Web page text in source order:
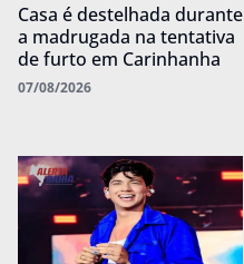
Casa é destelhada durante
a madrugada na tentativa
de furto em Carinhanha
07/08/2026